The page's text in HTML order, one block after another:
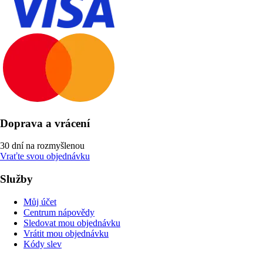
Doprava a vrácení
30 dní na rozmyšlenou
Vraťte svou objednávku
Služby
Můj účet
Centrum nápovědy
Sledovat mou objednávku
Vrátit mou objednávku
Kódy slev